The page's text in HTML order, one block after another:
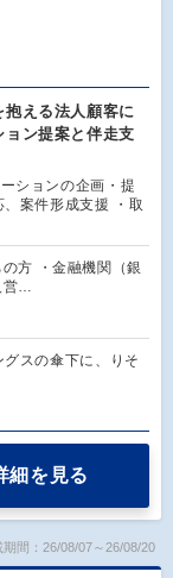
える法人顧客に
ン提案と伴走支
ションの企画・提
案件形成支援 ・取
方 ・金融機関（銀
営…
グスの傘下に、りそ
細を見る
期間：26/08/07～26/08/20